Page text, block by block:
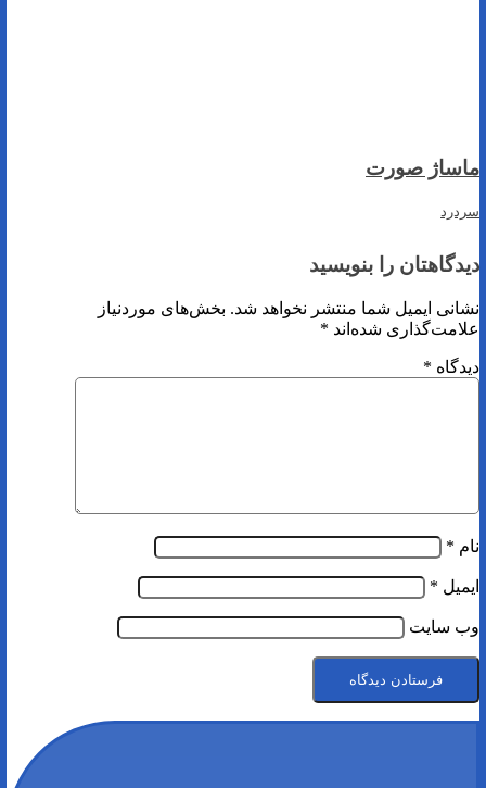
ماساژ صورت
سردرد
دیدگاهتان را بنویسید
نشانی ایمیل شما منتشر نخواهد شد. بخش‌های موردنیاز
علامت‌گذاری شده‌اند *
دیدگاه *
نام *
ایمیل *
وب‌ سایت